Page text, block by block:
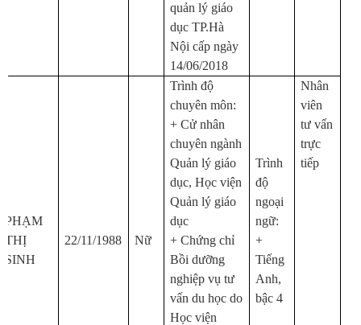
quản lý giáo
dục TP.Hà
Nội cấp ngày
14/06/2018
PHẠM
THỊ
SINH
22/11/1988 Nữ
Trình độ
chuyên môn:
+ Cử nhân
chuyên ngành
Quản lý giáo
dục, Học viện
Quản lý giáo
dục
+Chứng chỉ
Bồi dưỡng
nghiệp vụ tư
vấn du học do
Học viện
Trình
độ
ngoại
ngữ:
+
Tiếng
Anh,
bậc 4
Nhân
viên
tư vấn
trực
tiếp